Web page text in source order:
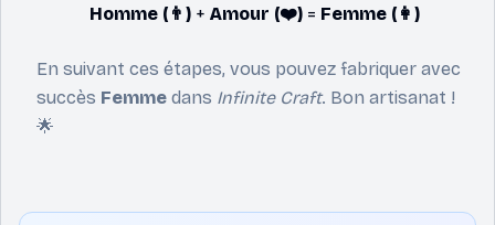
Homme (👨) + Amour (❤️) = Femme (👩)
En suivant ces étapes, vous pouvez fabriquer avec
succès Femme dans Infinite Craft. Bon artisanat !
🌟